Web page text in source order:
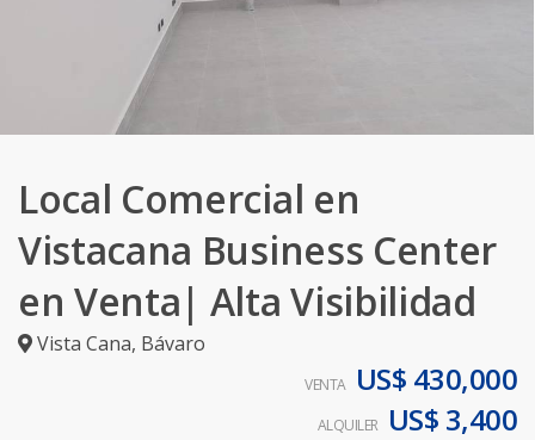
Local Comercial en
Vistacana Business Center
en Venta| Alta Visibilidad
Vista Cana, Bávaro
VENTA US$ 430,000
ALQUILER US$ 3,400